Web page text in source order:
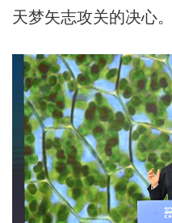
天梦矢志攻关的决心。